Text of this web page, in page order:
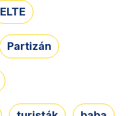
ELTE
Partizán